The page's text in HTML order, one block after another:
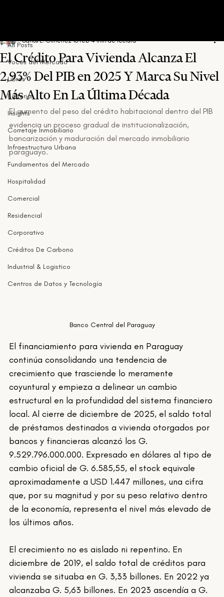
All Posts
Voces del Mercado
Libros
Editorial
Insights
Corretaje Inmobiliario
Infraestructura Urbana
Fundamentos del Mercado
Hospitalidad
Comercial
Residencial
Corporativo
Créditos De Carbono
Industrial & Logistico
Centros de Datos y Tecnología
El Crédito Para Vivienda Alcanza El
2,93% Del PIB en 2025 Y Marca Su Nivel
Más Alto En La Última Década
Carlos E. Gimenez 16 feb 4 min de lectura
El aumento del peso del crédito habitacional dentro del PIB
evidencia un proceso gradual de institucionalización,
bancarización y maduración del mercado inmobiliario
paraguayo.
Banco Central del Paraguay
El financiamiento para vivienda en Paraguay
continúa consolidando una tendencia de
crecimiento que trasciende lo meramente
coyuntural y empieza a delinear un cambio
estructural en la profundidad del sistema financiero
local. Al cierre de diciembre de 2025, el saldo total
de préstamos destinados a vivienda otorgados por
bancos y financieras alcanzó los G.
9.529.796.000.000. Expresado en dólares al tipo de
cambio oficial de G. 6.585,55, el stock equivale
aproximadamente a USD 1.447 millones, una cifra
que, por su magnitud y por su peso relativo dentro
de la economía, representa el nivel más elevado de
los últimos años.
El crecimiento no es aislado ni repentino. En
diciembre de 2019, el saldo total de créditos para
vivienda se situaba en G. 3,33 billones. En 2022 ya
alcanzaba G. 5,63 billones. En 2023 ascendía a G.